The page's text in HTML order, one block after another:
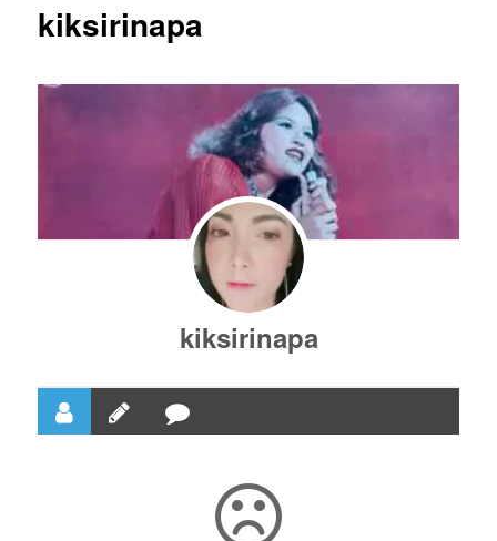
kiksirinapa
kiksirinapa